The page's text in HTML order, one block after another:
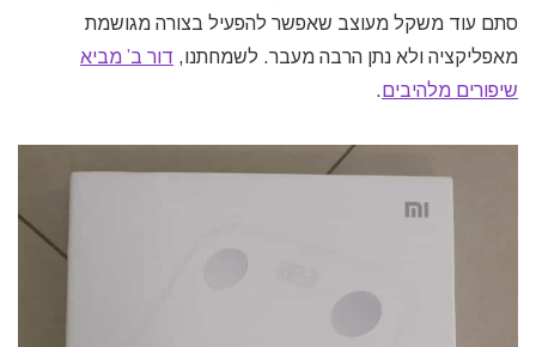
סתם עוד משקל מעוצב שאפשר להפעיל בצורה מגושמת
מאפליקציה ולא נתן הרבה מעבר. לשמחתנו, דור ב’ מביא
שיפורים מלהיבים.